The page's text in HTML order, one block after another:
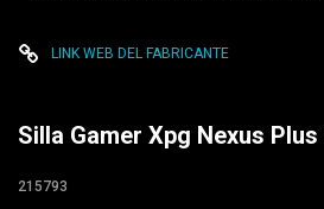
LINK WEB DEL FABRICANTE
Silla Gamer Xpg Nexus
215793